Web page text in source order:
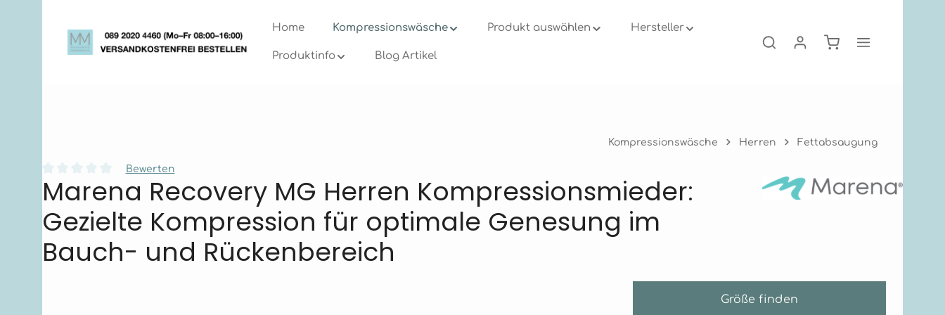
Home Kompressionswäsche Produkt auswählen Hersteller
Produktinfo Blog Artikel
Warenkorb enthält
Kompressionswäsche Herren Fettabsaugung
Durchschnittliche Bewertung von 0 von 5 Sternen
Bewerten
Marena Recovery MG Herren Kompressionsmieder:
Gezielte Kompression für optimale Genesung im
Bauch- und Rückenbereich
Größe finden